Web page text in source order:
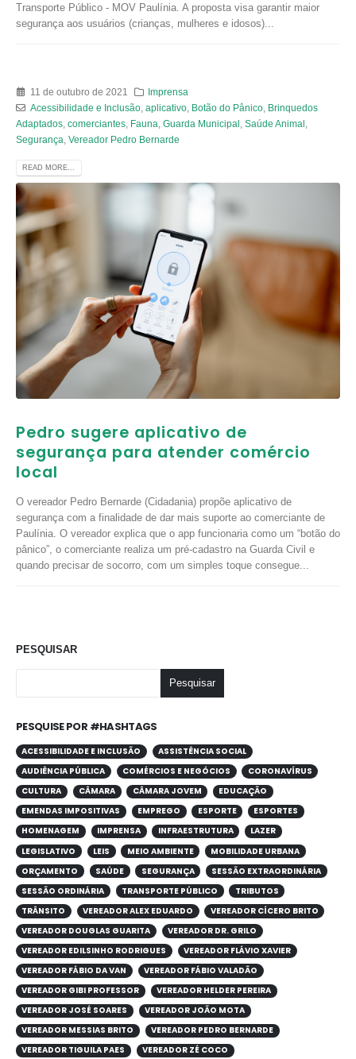
Transporte Público - MOV Paulínia. A proposta visa garantir maior
segurança aos usuários (crianças, mulheres e idosos)...
11 de outubro de 2021
Imprensa
Acessibilidade e Inclusão, aplicativo, Botão do Pânico, Brinquedos
Adaptados comerciantes Fauna Guarda Municipal Saúde Animal
Segurança Vereador Pedro Bernarde
READ MORE...
Pedro sugere aplicativo de
segurança para atender comércio
local
O vereador Pedro Bernarde (Cidadania) propõe aplicativo de
segurança com a finalidade de dar mais suporte ao comerciante de
Paulínia. O vereador explica que o app funcionaria como um “botão do
pânico”, o comerciante realiza um pré-cadastro na Guarda Civil e
quando precisar de socorro, com um simples toque consegue...
PESQUISAR
Pesquisar
PESQUISE POR #HASHTAGS
ACESSIBILIDADE E INCLUSÃO
ASSISTÊNCIA SOCIAL
AUDIÊNCIA PÚBLICA
COMÉRCIOS E NEGÓCIOS
CORONAVÍRUS
CULTURA
CÂMARA CÂMARA JOVEM
EDUCAÇÃO
EMENDAS IMPOSITIVAS
EMPREGO ESPORTE
ESPORTES
HOMENAGEM
IMPRENSA INFRAESTRUTURA
LAZER
LEGISLATIVO
LEIS MEIO AMBIENTE
MOBILIDADE URBANA
ORÇAMENTO
SAÚDE SEGURANÇA
SESSÃO EXTRAORDINÁRIA
SESSÃO ORDINÁRIA
TRANSPORTE PÚBLICO
TRIBUTOS
TRÂNSITO
VEREADOR ALEX EDUARDO
VEREADOR CÍCERO BRITO
VEREADOR DOUGLAS GUARITA
VEREADOR DR. GRILO
VEREADOR EDILSINHO RODRIGUES
VEREADOR FLÁVIO XAVIER
VEREADOR FÁBIO DA VAN
VEREADOR FÁBIO VALADÃO
VEREADOR GIBI PROFESSOR
VEREADOR HELDER PEREIRA
VEREADOR JOSÉ SOARES
VEREADOR JOÃO MOTA
VEREADOR MESSIAS BRITO
VEREADOR PEDRO BERNARDE
VEREADOR TIGUILA PAES
VEREADOR ZÉ COCO